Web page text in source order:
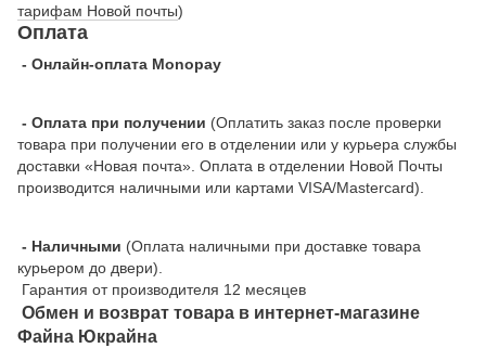
тарифам Новой почты)
Оплата
- Онлайн-оплата Monopay
- Оплата при получении (Оплатить заказ после проверки
товара при получении его в отделении или у курьера службы
доставки «Новая почта». Оплата в отделении Новой Почты
производится наличными или картами VISA/Mastercard).
- Наличными (Оплата наличными при доставке товара
курьером до двери).
Гарантия от производителя 12 месяцев
Обмен и возврат товара в интернет-магазине
Файна Юкрайна